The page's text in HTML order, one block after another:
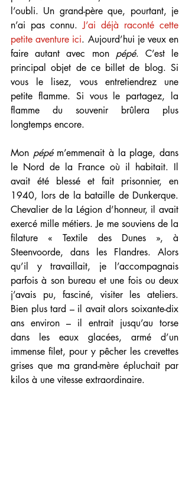
l’oubli. Un grand-père que, pourtant, je
n’ai pas connu. J’ai déjà raconté cette
petite aventure ici. Aujourd’hui je veux en
faire autant avec mon pépé. C’est le
principal objet de ce billet de blog. Si
vous le lisez, vous entretiendrez une
petite flamme. Si vous le partagez, la
flamme du souvenir brûlera plus
longtemps encore.
Mon pépé m’emmenait à la plage, dans
le Nord de la France où il habitait. Il
avait été blessé et fait prisonnier, en
1940, lors de la bataille de Dunkerque.
Chevalier de la Légion d’honneur, il avait
exercé mille métiers. Je me souviens de la
filature « Textile des Dunes », à
Steenvoorde, dans les Flandres. Alors
qu’il y travaillait, je l’accompagnais
parfois à son bureau et une fois ou deux
j’avais pu, fasciné, visiter les ateliers.
Bien plus tard – il avait alors soixante-dix
ans environ – il entrait jusqu’au torse
dans les eaux glacées, armé d’un
immense filet, pour y pêcher les crevettes
grises que ma grand-mère épluchait par
kilos à une vitesse extraordinaire.